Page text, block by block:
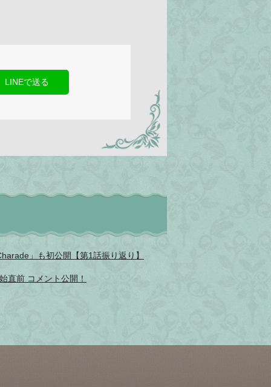
LINEで送る
」も初公開【第1話振り返り】
直前 コメント公開！